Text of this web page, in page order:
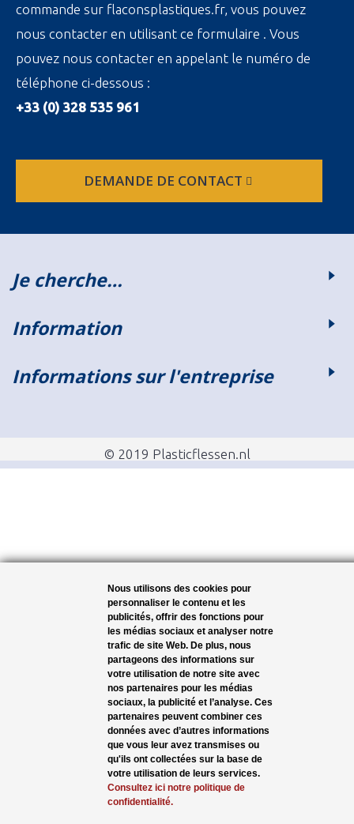
commande sur flaconsplastiques.fr, vous pouvez
nous contacter en utilisant ce formulaire . Vous
pouvez nous contacter en appelant le numéro de
téléphone ci-dessous :
+33 (0) 328 535 961
DEMANDE DE CONTACT
Je cherche…
Information
Informations sur l'entreprise
© 2019 Plasticflessen.nl
Nous utilisons des cookies pour
personnaliser le contenu et les
publicités, offrir des fonctions pour
les médias sociaux et analyser notre
trafic de site Web. De plus, nous
partageons des informations sur
votre utilisation de notre site avec
nos partenaires pour les médias
sociaux, la publicité et l’analyse. Ces
partenaires peuvent combiner ces
données avec d’autres informations
que vous leur avez transmises ou
qu'ils ont collectées sur la base de
votre utilisation de leurs services.
Consultez ici notre politique de
confidentialité.